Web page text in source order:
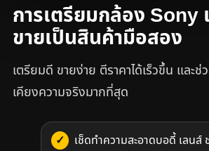
การเตรียมกล้อง Sony
ขายเป็นสินค้ามือสอง
เตรียมดี ขายง่าย ตีราคาได้เร็วขึ้น และช่
เคียงความจริงมากที่สุด
เช็ดทำความสะอาดบอดี้ เลนส์